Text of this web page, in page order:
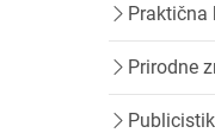
Praktična
Prirodne